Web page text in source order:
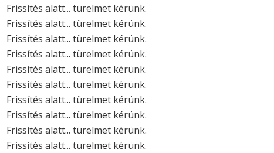
Frissítés alatt... türelmet kérünk.
Frissítés alatt... türelmet kérünk.
Frissítés alatt... türelmet kérünk.
Frissítés alatt... türelmet kérünk.
Frissítés alatt... türelmet kérünk.
Frissítés alatt... türelmet kérünk.
Frissítés alatt... türelmet kérünk.
Frissítés alatt... türelmet kérünk.
Frissítés alatt... türelmet kérünk.
Frissítés alatt... türelmet kérünk.